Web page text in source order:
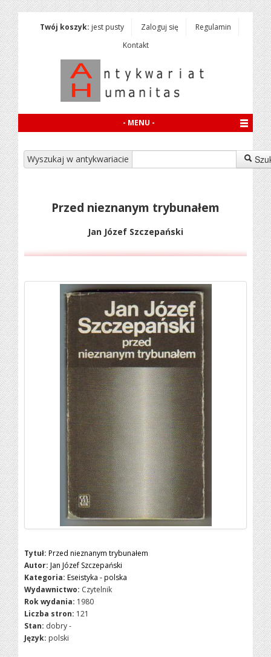
Twój koszyk: jest pusty Zaloguj się
Regulamin
Kontakt
- MENU -
Wyszukaj w antykwariacie
Przed nieznanym trybunałem
Jan Józef Szczepański
Tytuł: Przed nieznanym trybunałem
Autor: Jan Józef Szczepański
Kategoria: Eseistyka - polska
Wydawnictwo: Czytelnik
Rok wydania: 1980
Liczba stron: 121
Stan: dobry -
Język: polski